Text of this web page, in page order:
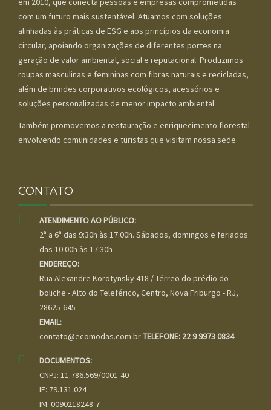
com um futuro mais sustentável. Atuamos com soluções
alinhadas às práticas de ESG e aos princípios da economia
circular, apoiando organizações de diferentes portes na
geração de valor ambiental, social e reputacional. Produzimos
roupas masculinas e femininas com fibras naturais e recicladas,
além de brindes corporativos ecológicos, acessórios e
soluções personalizadas de menor impacto ambiental.
Também promovemos a restauração e enriquecimento florestal
envolvendo comunidades e turistas que visitam nossa sede.
CONTATO
ATENDIMENTO AO PÚBLICO:
2ª a 6ª das 9:30h às 17:00h. Sábados, domingos e feriados
das 10:00h às 17:30h
ENDEREÇO:
Rua Alexandre Korotynsky 418 / Térreo do prédio do
boliche - Alto do Teleférico, Centro, Nova Friburgo - RJ,
28625-645
EMAIL:
contato@ecomodas.com.brTELEFONE: 22 9 9973 0834
DOCUMENTOS:
CNPJ: 11.786.569/0001-40
IE: 79.131.024
IM: 0090218248-7